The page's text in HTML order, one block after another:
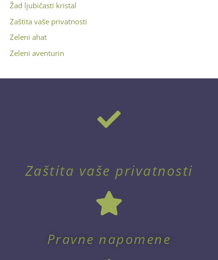
Žad ljubičasti kristal
Zaštita vaše privatnosti
Zeleni ahat
Zeleni aventurin
Zaštita vaše privatnosti
Pravne napomene